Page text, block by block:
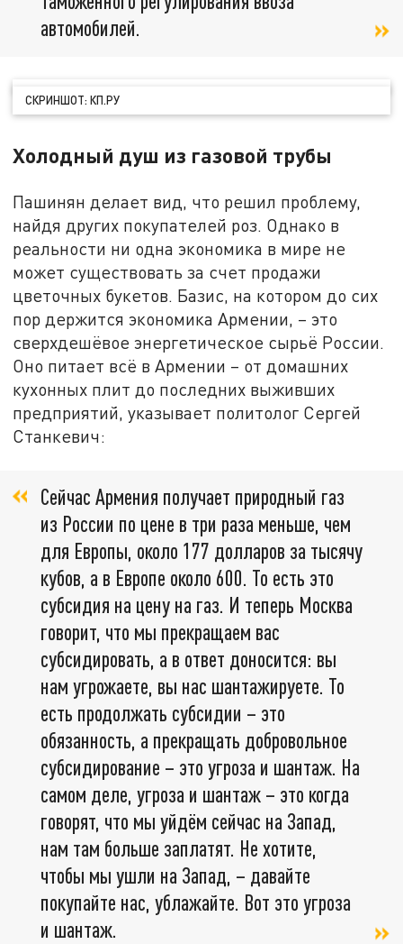
автомобилей.
СКРИНШОТ: КП.РУ
Холодный душ из газовой трубы
Пашинян делает вид, что решил проблему,
найдя других покупателей роз. Однако в
реальности ни одна экономика в мире не
может существовать за счет продажи
цветочных букетов. Базис, на котором до сих
пор держится экономика Армении, – это
сверхдешёвое энергетическое сырьё России.
Оно питает всё в Армении – от домашних
кухонных плит до последних выживших
предприятий, указывает политолог Сергей
Станкевич:
Сейчас Армения получает природный газ
из России по цене в три раза меньше, чем
для Европы, около 177 долларов за тысячу
кубов, а в Европе около 600. То есть это
субсидия на цену на газ. И теперь Москва
говорит, что мы прекращаем вас
субсидировать, а в ответ доносится: вы
нам угрожаете, вы нас шантажируете. То
есть продолжать субсидии – это
обязанность, а прекращать добровольное
субсидирование – это угроза и шантаж. На
самом деле, угроза и шантаж – это когда
говорят, что мы уйдём сейчас на Запад,
нам там больше заплатят. Не хотите,
чтобы мы ушли на Запад, – давайте
покупайте нас, ублажайте. Вот это угроза
и шантаж.